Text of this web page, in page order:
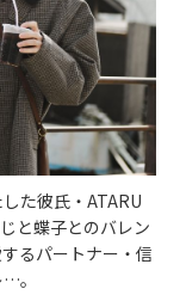
た彼氏・ATARU
と蝶子とのバレン
るパートナー・信
。